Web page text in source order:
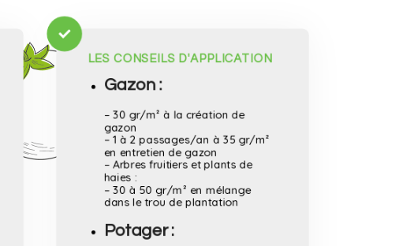
LES CONSEILS D'APPLICATION
Gazon :
– 30 gr/m² à la création de
gazon
– 1 à 2 passages/an à 35 gr/m²
en entretien de gazon
– Arbres fruitiers et plants de
haies :
– 30 à 50 gr/m² en mélange
dans le trou de plantation
Potager :